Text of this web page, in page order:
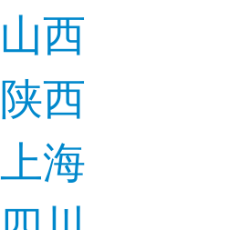
山西
陕西
上海